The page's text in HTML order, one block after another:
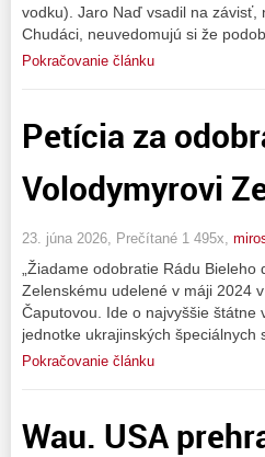
vodku). Jaro Naď vsadil na
Chudáci, neuvedomujú si že
Pokračovanie článku
Petícia za
Volodymyrovi
23. júna 2026, Prečítané 1 495x,
„Žiadame odobratie Rádu
Zelenskému udelené v máji 2024
Čaputovou. Ide o najvyššie
jednotke ukrajinských
Pokračovanie článku
Wau. USA